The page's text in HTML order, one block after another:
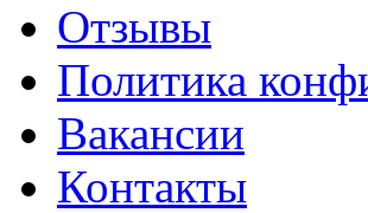
Отзывы
Политика
Вакансии
Контакты